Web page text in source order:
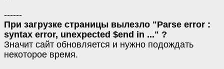
------
При загрузке страницы вылезло "Parse error :
syntax error, unexpected $end in ..." ?
Значит сайт обновляется и нужно подождать
некоторое время.